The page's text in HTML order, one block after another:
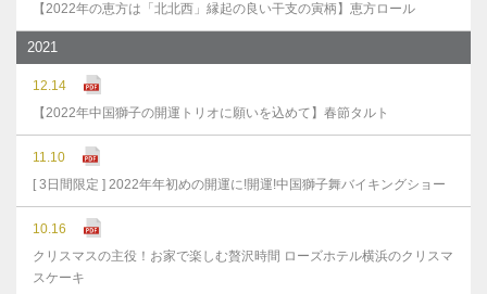
【2022年の恵方は「北北西」縁起の良い干支の寅柄】恵方ロール
2021
12.14
【2022年中国獅子の開運トリオに願いを込めて】春節タルト
11.10
[ 3日間限定 ] 2022年年初めの開運に!開運!中国獅子舞バイキングショー
10.16
クリスマスの主役！お家で楽しむ贅沢時間 ローズホテル横浜のクリスマ
スケーキ